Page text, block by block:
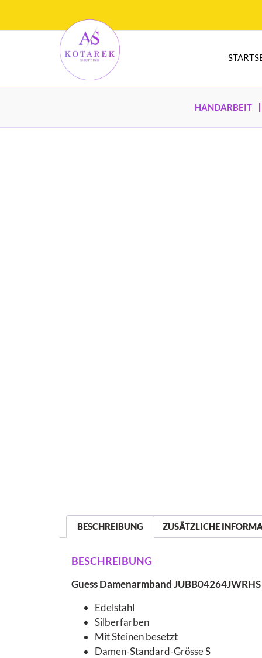
HANDARBEIT
BESCHREIBUNG ZUSÄTZLICHE
BESCHREIBUNG
Guess Damenarmband JUBB04264JWRHS
Edelstahl
Silberfarben
Mit Steinen besetzt
Damen-Standard-Grösse S